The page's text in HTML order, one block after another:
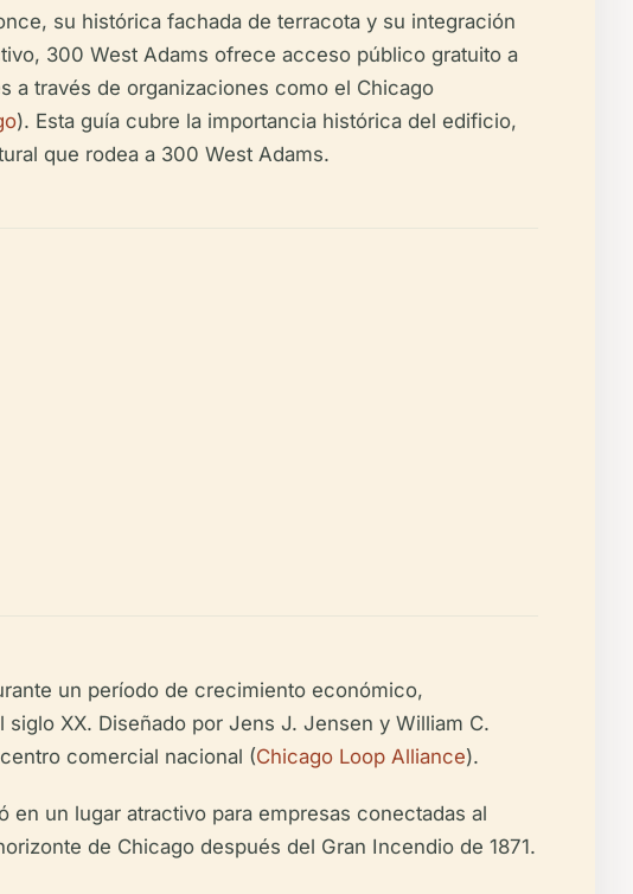
su histórica fachada de terracota y su integración
300 West Adams ofrece acceso público gratuito a
a través de organizaciones como el Chicago
). Esta guía cubre la importancia histórica del edificio,
que rodea a 300 West Adams.
un período de crecimiento económico,
XX. Diseñado por Jens J. Jensen y William C.
comercial nacional (Chicago Loop Alliance).
un lugar atractivo para empresas conectadas al
de Chicago después del Gran Incendio de 1871.